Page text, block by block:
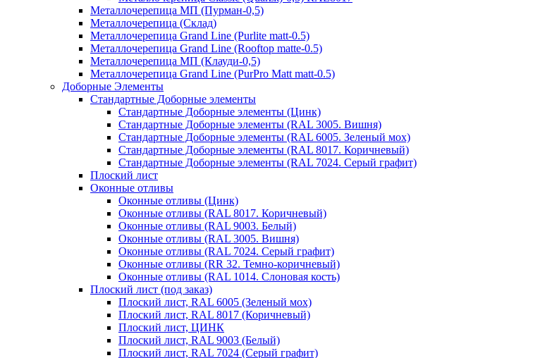
Металлочерепица МП (Пурман-0,5)
Металлочерепица (Склад)
Металлочерепица Grand Line (Purlite matt-0.5)
Металлочерепица Grand Line (Rooftop matte-0.5)
Металлочерепица МП (Клауди-0,5)
Металлочерепица Grand Line (PurPro Matt matt-0.5)
Доборные Элементы
Стандартные Доборные элементы
Стандартные Доборные элементы (Цинк)
Стандартные Доборные элементы (RAL 3005. Вишня)
Стандартные Доборные элементы (RAL 6005. Зеленый мох)
Стандартные Доборные элементы (RAL 8017. Коричневый)
Стандартные Доборные элементы (RAL 7024. Серый графит)
Плоский лист
Оконные отливы
Оконные отливы (Цинк)
Оконные отливы (RAL 8017. Коричневый)
Оконные отливы (RAL 9003. Белый)
Оконные отливы (RAL 3005. Вишня)
Оконные отливы (RAL 7024. Серый графит)
Оконные отливы (RR 32. Темно-коричневый)
Оконные отливы (RAL 1014. Слоновая кость)
Плоский лист (под заказ)
Плоский лист, RAL 6005 (Зеленый мох)
Плоский лист, RAL 8017 (Коричневый)
Плоский лист, ЦИНК
Плоский лист, RAL 9003 (Белый)
Плоский лист, RAL 7024 (Серый графит)